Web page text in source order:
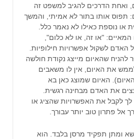
ואחת הדרכים להגיב למשפט זה
תפוס אותו בתור לא אמיתי, והמשך
או נוספת כאילו לא נאמר כלל.
"או זה, או לא כלום",
האדם לשקול אפשרויות חילופיות.
להניח שהאיום מייצג נקודת חולשה
את האיום, אין לו משאבים
האיום שמוצג כאן בא
את האדם מבחינה רגשית.
לקבל את האפשרויות שהציג או
אל פתרון טוב יותר עבורך.
ומתן תפקיד מרסן בלבד. הוא